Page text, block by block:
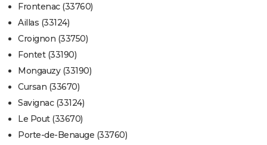
Frontenac (33760)
Aillas (33124)
Croignon (33750)
Fontet (33190)
Mongauzy (33190)
Cursan (33670)
Savignac (33124)
Le Pout (33670)
Porte-de-Benauge (33760)